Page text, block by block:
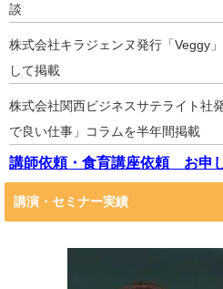
談
株式会社キラジェンヌ発行「Veggy
して掲載
株式会社関西ビジネスサテライト社
で良い仕事」コラムを半年間掲載
講師依頼・食育講座依頼 お申
講演・セミナー実績